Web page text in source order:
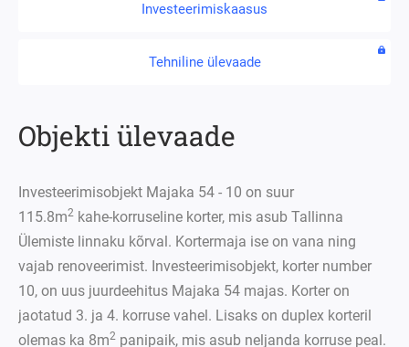
Investeerimiskaasus
Tehniline ülevaade
Objekti ülevaade
Investeerimisobjekt Majaka 54 - 10 on suur
115.8m2 kahe-korruseline korter, mis asub Tallinna
Ülemiste linnaku kõrval. Kortermaja ise on vana ning
vajab renoveerimist. Investeerimisobjekt, korter number
10, on uus juurdeehitus Majaka 54 majas. Korter on
jaotatud 3. ja 4. korruse vahel. Lisaks on duplex korteril
olemas ka 8m2 panipaik, mis asub neljanda korruse peal.